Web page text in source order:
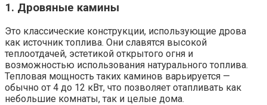
1. Дровяные камины
Это классические конструкции, использующие дрова
как источник топлива. Они славятся высокой
теплоотдачей, эстетикой открытого огня и
возможностью использования натурального топлива.
Тепловая мощность таких каминов варьируется —
обычно от 4 до 12 кВт, что позволяет отапливать как
небольшие комнаты, так и целые дома.